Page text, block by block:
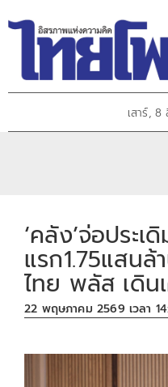
เสาร์,
‘คลัง’จ่อประเ
แรก1.75แสน
ไทย พลัส เดิน
22 พฤษภาคม 2569 เวลา